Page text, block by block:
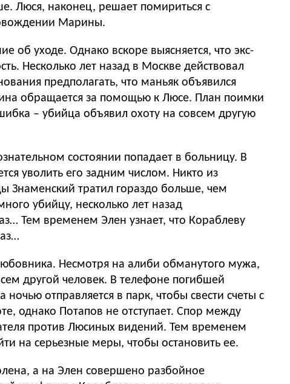
Люся, наконец, решает помириться с
Марины.
об уходе. Однако вскоре выясняется, что экс-
Несколько лет назад в Москве действовал
предполагать, что маньяк объявился
обращается за помощью к Люсе. План поимки
– убийца объявил охоту на совсем другую
состоянии попадает в больницу. В
уволить его задним числом. Никто из
Знаменский тратил гораздо больше, чем
убийцу, несколько лет назад
Тем временем Элен узнает, что Кораблеву
Несмотря на алиби обманутого мужа,
другой человек. В телефоне погибшей
отправляется в парк, чтобы свести счеты с
однако Потапов не отступает. Спор между
против Люсиных видений. Тем временем
на серьезные меры, чтобы остановить ее.
а на Элен совершено разбойное